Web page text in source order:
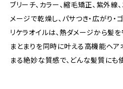
ブリーチ、カラー、縮毛矯正、紫外
メージで乾燥し、パサつき・広がり・
リケラオイルは、熱ダメージから髪を
まとまりを同時に叶える高機能ヘア
まる絶妙な質感で、どんな髪質にも